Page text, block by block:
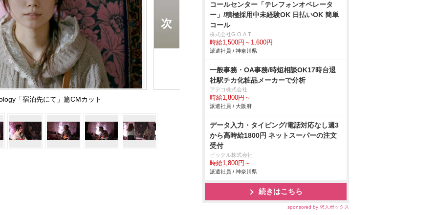
「宿泊先にて」篇CMカット
コールセンター「テレフォンオペレータ
ー」/積極採用中未経験OK 日払いOK 簡単
コール
株式会社G.O.A.T
時給1,500円～1,600円
派遣社員 / 神奈川県
一般事務・OA事務/時短相談OK17時台退
社駅チカ化粧品メーカーで分析
アデコ株式会社
時給1,800円～
派遣社員 / 大阪府
データ入力・タイピング/電話対応なし週3
から高時給1800円 ネットスーパーの注文
受付
ピックル株式会社
時給1,800円～
派遣社員 / 神奈川県
続きはこちら
sponsored by 求人ボックス